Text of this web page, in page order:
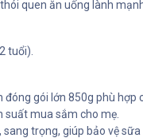
quen ăn uống lành
tuổi).
đóng gói lớn 850g phù hợp
suất mua sắm cho mẹ.
sang trọng, giúp bảo vệ